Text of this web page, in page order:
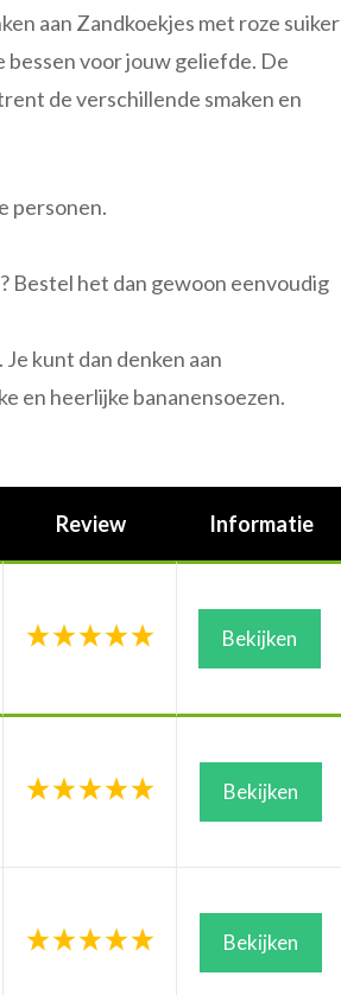
aan Zandkoekjes met roze suiker
voor jouw geliefde. De
de verschillende smaken en
personen.
Bestel het dan gewoon eenvoudig
kunt dan denken aan
en heerlijke bananensoezen.
Review Informatie
Bekijken
Bekijken
Bekijken